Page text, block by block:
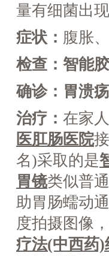
量有细菌出
症状： 腹胀
检查：智能
确诊：胃溃疡
治疗： 在家
医肛肠医院
名)采取的是
胃镜类似普
助胃肠蠕动
度拍摄图像
疗法(中西药)